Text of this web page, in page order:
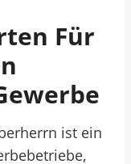
Für
ist ein